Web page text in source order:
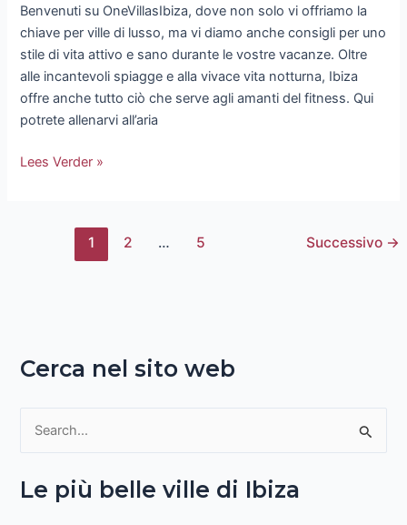
Benvenuti su OneVillasIbiza, dove non solo vi offriamo la
chiave per ville di lusso, ma vi diamo anche consigli per uno
stile di vita attivo e sano durante le vostre vacanze. Oltre
alle incantevoli spiagge e alla vivace vita notturna, Ibiza
offre anche tutto ciò che serve agli amanti del fitness. Qui
potrete allenarvi all’aria
Lees Verder »
1 2 … 5 Successivo →
Cerca nel sito web
Le più belle ville di Ibiza